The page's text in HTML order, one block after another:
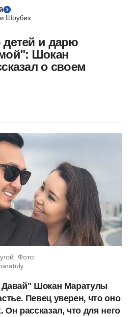
Шоубиз
и дарю
Шокан
о своем
Фото:
Шокан Маратулы
Певец уверен, что оно
Он рассказал, что для него